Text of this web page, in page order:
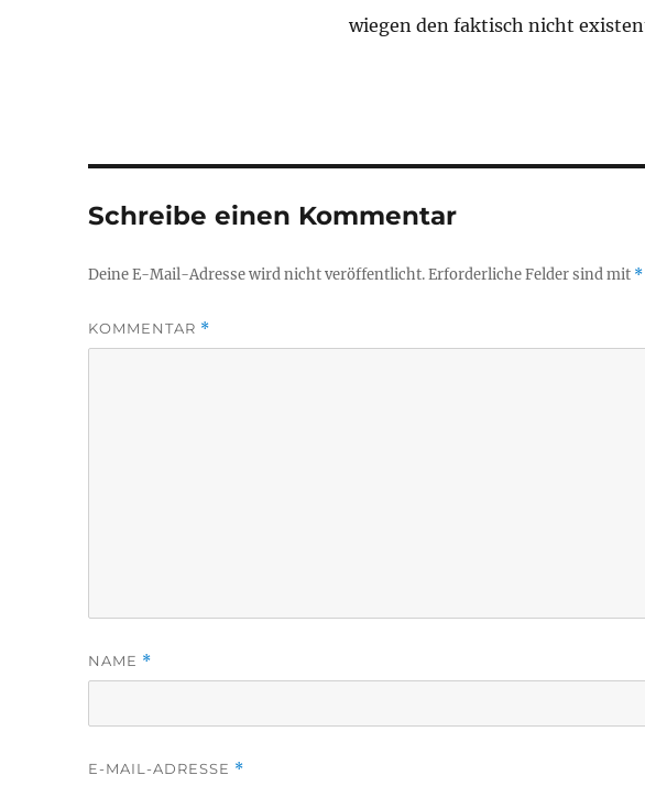
wiegen den faktisch nicht
Schreibe einen Kommentar
Deine E-Mail-Adresse wird nicht veröffentlicht.Erforderliche Felder sind mit *
KOMMENTAR *
NAME *
E-MAIL-ADRESSE *